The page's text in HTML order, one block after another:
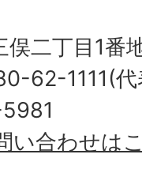
二丁目1番
62-1111(
い合わせは